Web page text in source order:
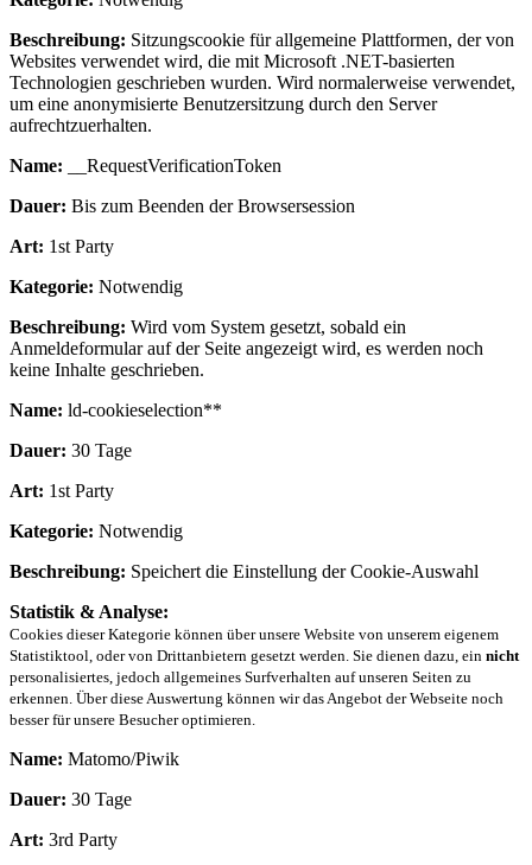
Beschreibung: Sitzungscookie für allgemeine Plattformen, der von
Websites verwendet wird, die mit Microsoft .NET-basierten
Technologien geschrieben wurden. Wird normalerweise verwendet,
um eine anonymisierte Benutzersitzung durch den Server
aufrechtzuerhalten.
Name: __RequestVerificationToken
Dauer: Bis zum Beenden der Browsersession
Art: 1st Party
Kategorie: Notwendig
Beschreibung: Wird vom System gesetzt, sobald ein
Anmeldeformular auf der Seite angezeigt wird, es werden noch
keine Inhalte geschrieben.
Name: ld-cookieselection**
Dauer: 30 Tage
Art: 1st Party
Kategorie: Notwendig
Beschreibung: Speichert die Einstellung der Cookie-Auswahl
Statistik & Analyse:
Cookies dieser Kategorie können über unsere Website von unserem eigenem
Statistiktool, oder von Drittanbietern gesetzt werden. Sie dienen dazu, ein nicht
personalisiertes, jedoch allgemeines Surfverhalten auf unseren Seiten zu
erkennen. Über diese Auswertung können wir das Angebot der Webseite noch
besser für unsere Besucher optimieren.
Name: Matomo/Piwik
Dauer: 30 Tage
Art: 3rd Party